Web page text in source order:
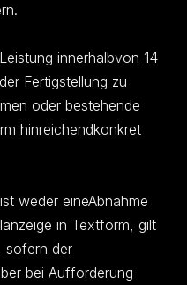
innerhalbvon 14
Fertigstellung zu
oder bestehende
hinreichendkonkret
weder eineAbnahme
in Textform, gilt
sofern der
bei Aufforderung